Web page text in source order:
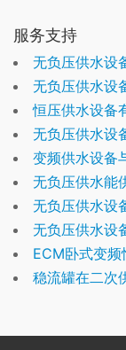
服务支持
无负压供水设
无负压供水设
恒压供水设备
无负压供水设
变频供水设备
无负压供水能
无负压供水设
无负压供水设
ECM卧式变
稳流罐在二次